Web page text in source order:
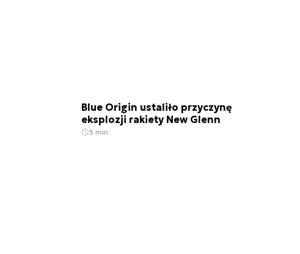
Blue Origin ustaliło przyczynę
eksplozji rakiety New Glenn
3 min.